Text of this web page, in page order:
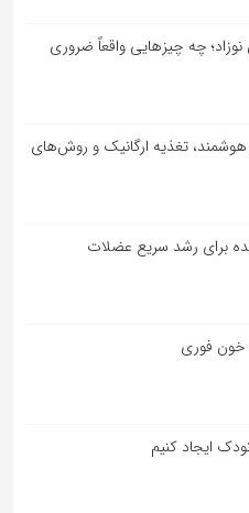
چه چیزهایی واقعاً ضروری
هوشمند، تغذیه ارگانیک و روش‌های
برای رشد سریع عضلات
خون فوری
ایجاد کنیم